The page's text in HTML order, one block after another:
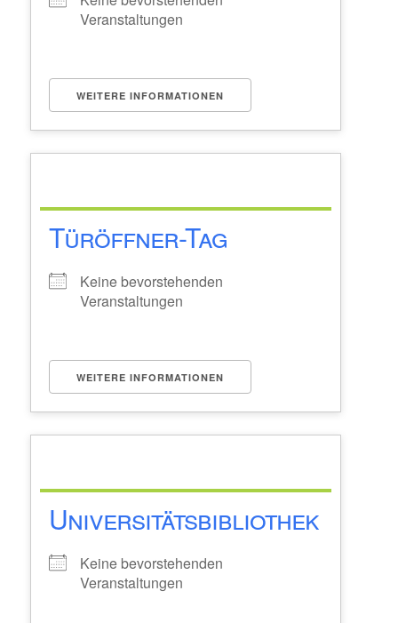
Veranstaltungen
WEITERE INFORMATIONEN
Türöffner-Tag
Keine bevorstehenden
Veranstaltungen
WEITERE INFORMATIONEN
Universitätsbibliothek
Keine bevorstehenden
Veranstaltungen